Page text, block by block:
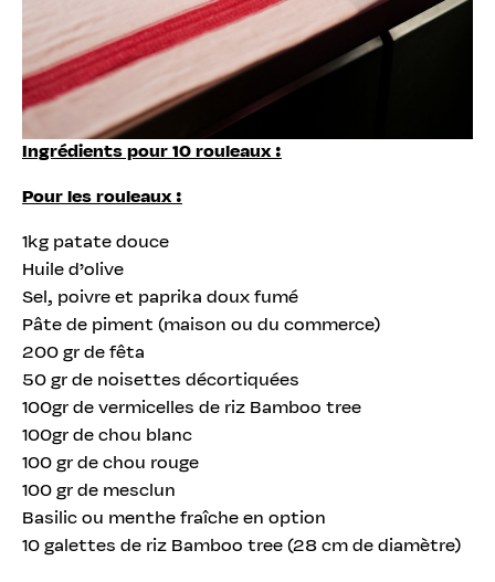
Ingrédients pour 10 rouleaux :
Pour les rouleaux :
1kg patate douce
Huile d’olive
Sel, poivre et paprika doux fumé
Pâte de piment (maison ou du commerce)
200 gr de fêta
50 gr de noisettes décortiquées
100gr de vermicelles de riz Bamboo tree
100gr de chou blanc
100 gr de chou rouge
100 gr de mesclun
Basilic ou menthe fraîche en option
10 galettes de riz Bamboo tree (28 cm de diamètre)